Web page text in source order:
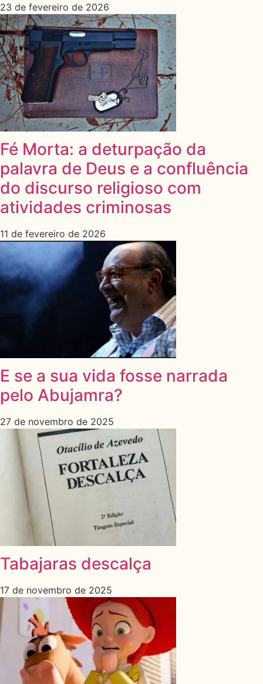
23 de fevereiro de 2026
Fé Morta: a deturpação da
palavra de Deus e a confluência
do discurso religioso com
atividades criminosas
11 de fevereiro de 2026
E se a sua vida fosse narrada
pelo Abujamra?
27 de novembro de 2025
Tabajaras descalça
17 de novembro de 2025